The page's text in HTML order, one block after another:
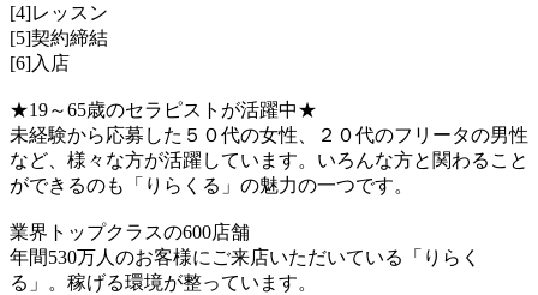
[4]レッスン
[5]契約締結
[6]入店
★19～65歳のセラピストが活躍中★
未経験から応募した５０代の女性、２０代のフリータの男性
など、様々な方が活躍しています。いろんな方と関わること
ができるのも「りらくる」の魅力の一つです。
業界トップクラスの600店舗
年間530万人のお客様にご来店いただいている「りらく
る」。稼げる環境が整っています。